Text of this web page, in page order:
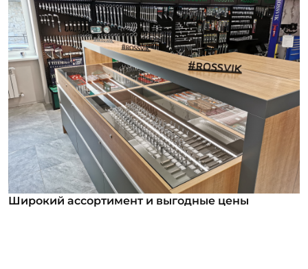
Широкий ассортимент и выгодные цены